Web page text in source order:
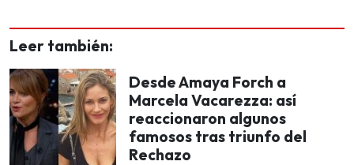
Leer también:
Desde Amaya Forch a
Marcela Vacarezza: así
reaccionaron algunos
famosos tras triunfo del
Rechazo